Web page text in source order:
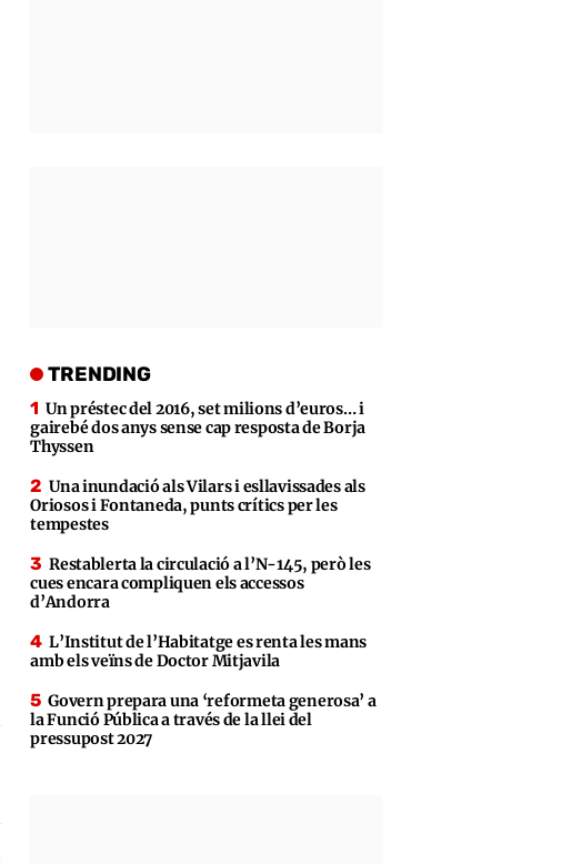
TRENDING
Un préstec del 2016, set milions d’euros… i
gairebé dos anys sense cap resposta de Borja
Thyssen
Una inundació als Vilars i esllavissades als
Oriosos i Fontaneda, punts crítics per les
tempestes
Restablerta la circulació a l’N-145, però les
cues encara compliquen els accessos
d’Andorra
L’Institut de l’Habitatge es renta les mans
amb els veïns de Doctor Mitjavila
Govern prepara una ‘reformeta generosa’ a
la Funció Pública a través de la llei del
pressupost 2027